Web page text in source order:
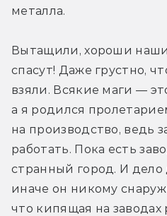
металла.
Вытащили, хороши наши
спасут! Даже грустно,
взяли. Всякие маги —
а я родился
на производство, ведь
работать. Пока есть
странный город. И дело
иначе он никому
что кипящая на заводах